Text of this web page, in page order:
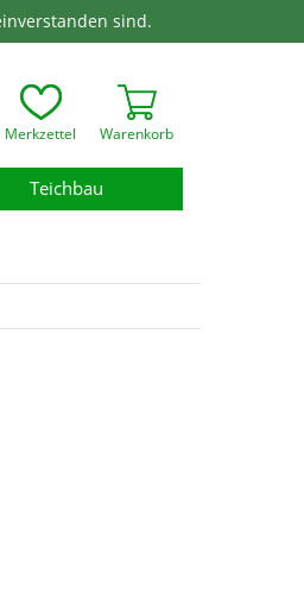
sind.
Merkzettel Warenkorb
Teichbau